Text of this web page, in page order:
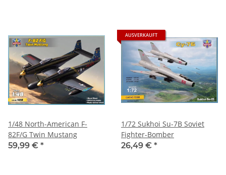
1/48 North-American F-
82F/G Twin Mustang
59,99 € *
AUSVERKAUFT
1/72 Sukhoi Su-7B Soviet
Fighter-Bomber
26,49 € *